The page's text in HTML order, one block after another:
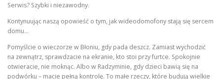
Serwis? Szybki i niezawodny.
Kontynuując naszą opowieść o tym, jak wideodomofony stają się sercem
domu…
Pomyślcie o wieczorze w Błoniu, gdy pada deszcz. Zamiast wychodzić
na zewnątrz, sprawdzacie na ekranie, kto stoi przy furtce. Spokojnie
otwieracie, nie moknąc. Albo w Radzyminie, gdy dzieci bawią się na
podwórku – macie pełną kontrolę. To małe rzeczy, które budują wielkie